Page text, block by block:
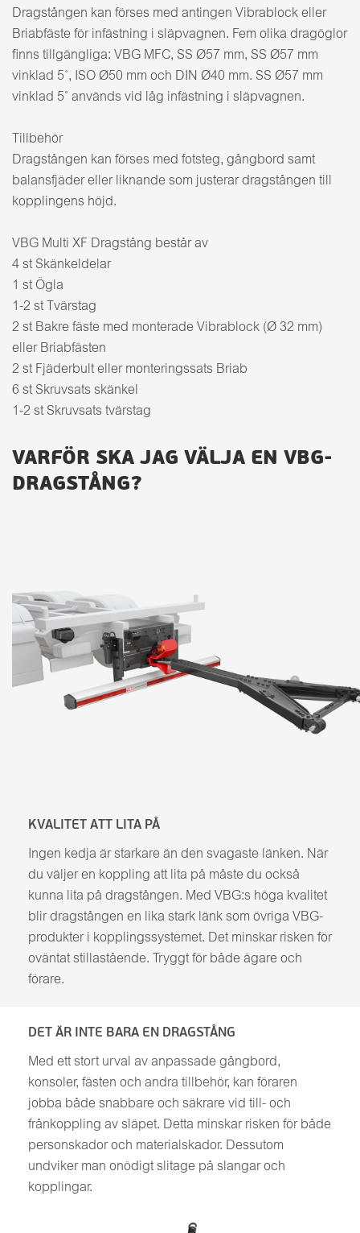
Dragstången kan förses med antingen Vibrablock eller
Briabfäste för infästning i släpvagnen. Fem olika dragöglor
finns tillgängliga: VBG MFC, SS Ø57 mm, SS Ø57 mm
vinklad 5˚, ISO Ø50 mm och DIN Ø40 mm. SS Ø57 mm
vinklad 5˚ används vid låg infästning i släpvagnen.
Tillbehör
Dragstången kan förses med fotsteg, gångbord samt
balansfjäder eller liknande som justerar dragstången till
kopplingens höjd.
VBG Multi XF Dragstång består av
4 st Skänkeldelar
1 st Ögla
1-2 st Tvärstag
2 st Bakre fäste med monterade Vibrablock (Ø 32 mm)
eller Briabfästen
2 st Fjäderbult eller monteringssats Briab
6 st Skruvsats skänkel
1-2 st Skruvsats tvärstag
VARFÖR SKA JAG VÄLJA EN VBG-
DRAGSTÅNG?
KVALITET ATT LITA PÅ
Ingen kedja är starkare än den svagaste länken. När
du väljer en koppling att lita på måste du också
kunna lita på dragstången. Med VBG:s höga kvalitet
blir dragstången en lika stark länk som övriga VBG-
produkter i kopplingssystemet. Det minskar risken för
oväntat stillastående. Tryggt för både ägare och
förare.
DET ÄR INTE BARA EN DRAGSTÅNG
Med ett stort urval av anpassade gångbord,
konsoler, fästen och andra tillbehör, kan föraren
jobba både snabbare och säkrare vid till- och
frånkoppling av släpet. Detta minskar risken för både
personskador och materialskador. Dessutom
undviker man onödigt slitage på slangar och
kopplingar.